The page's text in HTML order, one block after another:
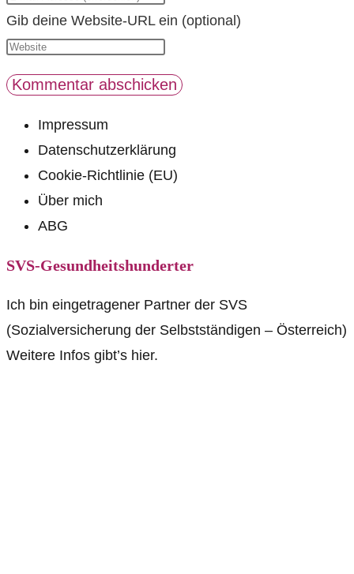
Gib deine Website-URL ein (optional)
Impressum
Datenschutzerklärung
Cookie-Richtlinie (EU)
Über mich
ABG
SVS-Gesundheitshunderter
Ich bin eingetragener Partner der SVS
(Sozialversicherung der Selbstständigen – Österreich)
Weitere Infos gibt’s hier.